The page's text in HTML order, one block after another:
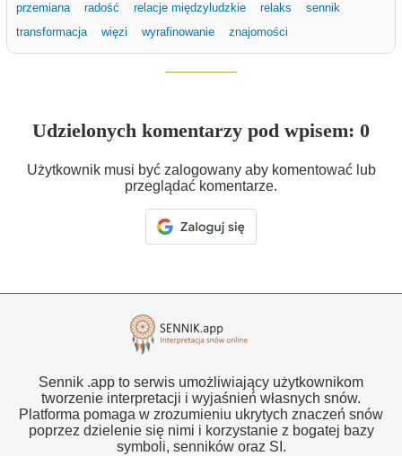
przemiana
radość relacje międzyludzkie relaks
sennik
transformacja
więzi wyrafinowanie znajomości
Udzielonych komentarzy pod wpisem: 0
Użytkownik musi być zalogowany aby komentować lub
przeglądać komentarze.
Sennik .app to serwis umożliwiający użytkownikom
tworzenie interpretacji i wyjaśnień własnych snów.
Platforma pomaga w zrozumieniu ukrytych znaczeń snów
poprzez dzielenie się nimi i korzystanie z bogatej bazy
symboli, senników oraz SI.